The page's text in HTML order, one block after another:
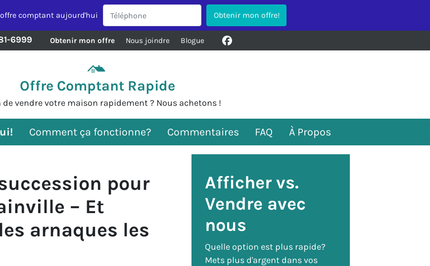
offre comptant aujourd'hui
Offre Comptant Rapide
de vendre votre maison rapidement ? Nous achetons !
6999 Obtenir mon offre Nous joindre Blogue
Facebook
Comment ça fonctionne? Commentaires FAQ À Propos
pour
– Et
arnaques les
Afficher vs.
Vendre avec
nous
Quelle option est plus rapide?
Mets plus d'argent dans vos